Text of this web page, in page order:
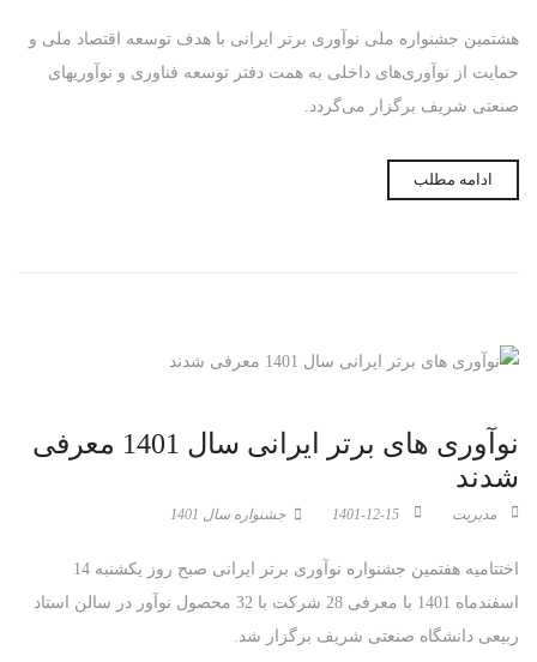
نام شرکت
نام نوآوری
هشتمین جشنواره ملی نوآوری برتر ایرانی با هدف توسعه اقتصاد ملی و
حمایت از نوآوری‌های داخلی به همت دفتر توسعه فناوری و نوآوریهای
صنعتی شریف برگزار می‌گردد.
ادامه مطلب
نوآوری های برتر ایرانی سال 1401 معرفی
شدند
مدیریت جشنواره سال 1401
اختتامیه هفتمین جشنواره نوآوری برتر ایرانی صبح روز یکشنبه 14
اسفندماه 1401 با معرفی 28 شرکت با 32 محصول نوآور در سالن استاد
ربیعی دانشگاه صنعتی شریف برگزار شد.